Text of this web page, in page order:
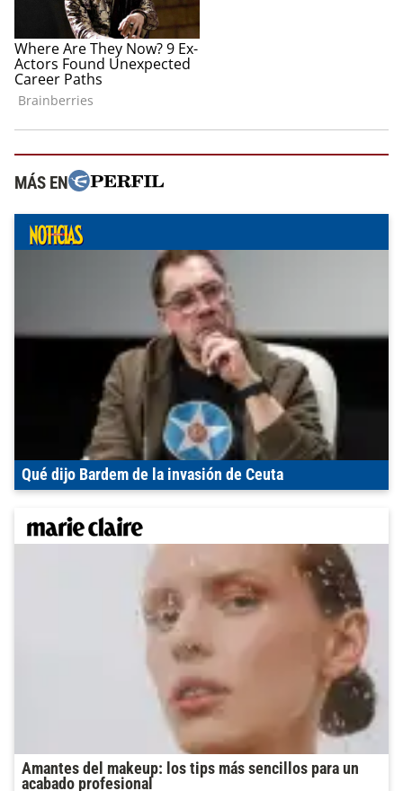
MÁS EN
Qué dijo Bardem de la invasión de Ceuta
Amantes del makeup: los tips más sencillos para un
acabado profesional